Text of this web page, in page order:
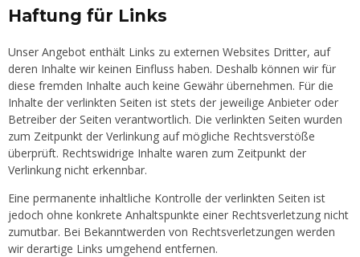
Haftung für Links
Unser Angebot enthält Links zu externen Websites Dritter, auf
deren Inhalte wir keinen Einfluss haben. Deshalb können wir für
diese fremden Inhalte auch keine Gewähr übernehmen. Für die
Inhalte der verlinkten Seiten ist stets der jeweilige Anbieter oder
Betreiber der Seiten verantwortlich. Die verlinkten Seiten wurden
zum Zeitpunkt der Verlinkung auf mögliche Rechtsverstöße
überprüft. Rechtswidrige Inhalte waren zum Zeitpunkt der
Verlinkung nicht erkennbar.
Eine permanente inhaltliche Kontrolle der verlinkten Seiten ist
jedoch ohne konkrete Anhaltspunkte einer Rechtsverletzung nicht
zumutbar. Bei Bekanntwerden von Rechtsverletzungen werden
wir derartige Links umgehend entfernen.